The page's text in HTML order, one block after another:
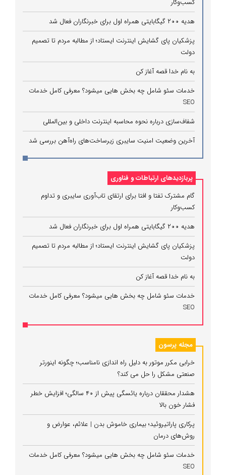
هدیه ۲۰۰ گیگابایتی همراه اول برای خبرنگاران فعال شد
پزشکیان پای گشایش اینترنت ایستاد؛ از مطالبه مردم تا تصمیم
دولت
به نام خدا قصه آغاز کن
خدمات سئو شامل چه بخش هایی میشود؟ معرفی کامل خدمات
SEO
شفاف‌سازی درباره نحوه محاسبه اینترنت داخلی و بین‌المللی
آخرین وضعیت امنیت سایبری زیرساخت‌های راه‌آهن بررسی شد
پربازدیدهای ارتباطات و فناوری
گام مشترک تفتا و افتا برای ارتقای تاب‌آوری سایبری و تداوم
کسب‌وکار
هدیه ۲۰۰ گیگابایتی همراه اول برای خبرنگاران فعال شد
پزشکیان پای گشایش اینترنت ایستاد؛ از مطالبه مردم تا تصمیم
دولت
به نام خدا قصه آغاز کن
خدمات سئو شامل چه بخش هایی میشود؟ معرفی کامل خدمات
SEO
مجله پرسون
خرابی مکرر موتور به دلیل راه‌ اندازی نامناسب؛ چگونه اینورتر
صنعتی مشکل را حل می‌ کند؟
هشدار محققان درباره یائسگی پیش از ۴۰ سالگی؛ افزایش خطر
فشار خون بالا
پرکاری پاراتیروئید؛ بیماری خاموش بدن | علائم، عوارض و
روش‌های درمان
خدمات سئو شامل چه بخش هایی میشود؟ معرفی کامل خدمات
SEO